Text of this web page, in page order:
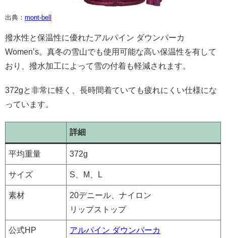
出典： mont-bell
撥水性と保温性に優れたアルパイン ダウンパーカ
Women’s。真冬の雪山でも使用可能な高い保温性を有して
おり、撥水加工によって雪の付着も軽減されます。
372gと非常に軽く、長時間着ていても疲れにくい仕様にな
っています。
詳細
平均重量 372g
サイズ S、M、L
素材
20デニール、ナイロン
リップストップ
公式HP
アルパイン ダウンパーカ